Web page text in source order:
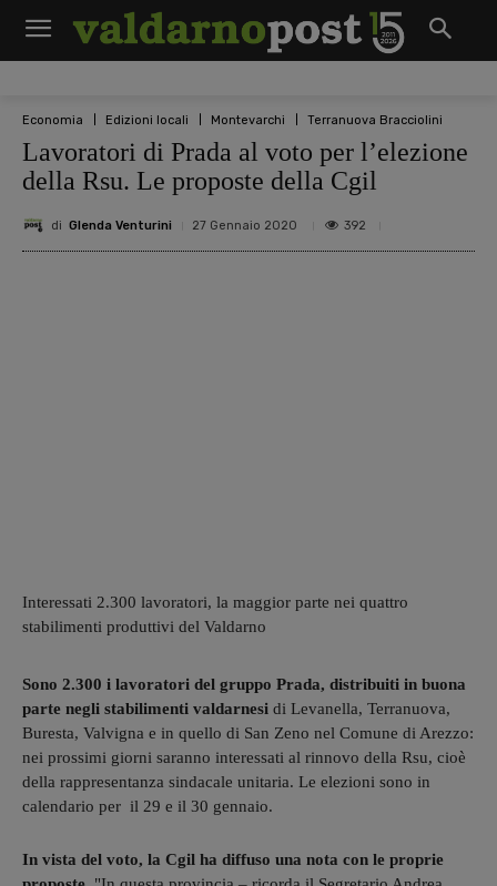
Economia Edizioni locali Montevarchi Terranuova Bracciolini
Lavoratori di Prada al voto per l’elezione
della Rsu. Le proposte della Cgil
di Glenda Venturini 27 Gennaio 2020 392
Interessati 2.300 lavoratori, la maggior parte nei quattro
stabilimenti produttivi del Valdarno
Sono 2.300 i lavoratori del gruppo Prada, distribuiti in buona
parte negli stabilimenti valdarnesi di Levanella, Terranuova,
Buresta, Valvigna e in quello di San Zeno nel Comune di Arezzo:
nei prossimi giorni saranno interessati al rinnovo della Rsu, cioè
della rappresentanza sindacale unitaria. Le elezioni sono in
calendario per il 29 e il 30 gennaio.
In vista del voto, la Cgil ha diffuso una nota con le proprie